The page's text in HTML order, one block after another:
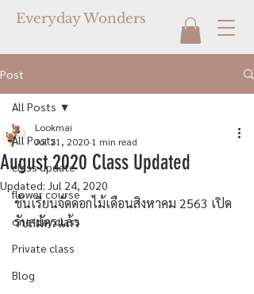
Everyday Wonders
Post
All Posts
class update
flower course
one-day class
Private class
Blog
All Posts
August 2020 Class Updated
Lookmai
Jul 21, 2020 1 min read
Updated: Jul 24, 2020
ชั้นเรียนจัดดอกไม้เดือนสิงหาคม 2563 เปิด
รับสมัครแล้ว